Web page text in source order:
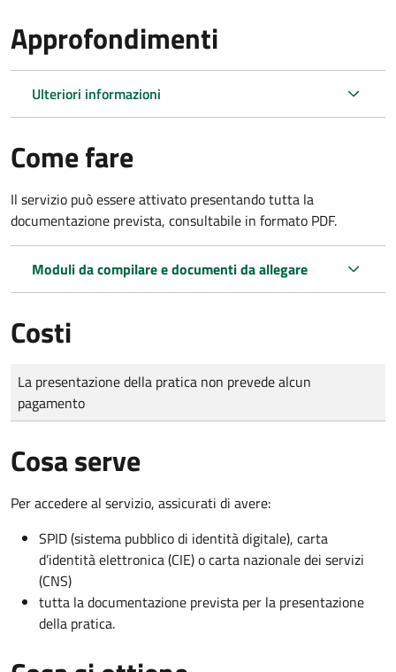
Approfondimenti
Ulteriori informazioni
Come fare
Il servizio può essere attivato presentando tutta la
documentazione prevista, consultabile in formato PDF.
Moduli da compilare e documenti da allegare
Costi
Tipo di pagamento
Importo
La presentazione della pratica non prevede alcun
pagamento
Cosa serve
Per accedere al servizio, assicurati di avere:
SPID (sistema pubblico di identità digitale), carta
d’identità elettronica (CIE) o carta nazionale dei servizi
(CNS)
tutta la documentazione prevista per la presentazione
della pratica.